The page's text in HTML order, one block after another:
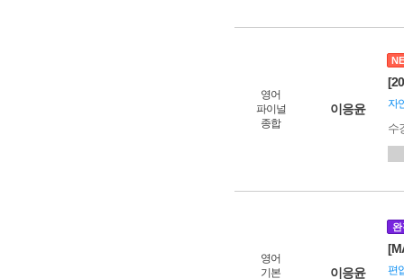
영어
파이널
종합
이응윤 자
수
영어
기본
이응윤
완
편